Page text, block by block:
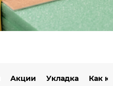
Акции Укладка Как